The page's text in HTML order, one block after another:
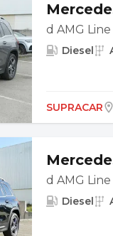
d AMG Line
Diesel
SUPRACAR
d AMG Line
Diesel